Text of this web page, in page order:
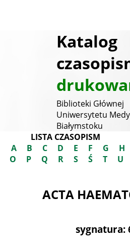
Katalog
Biblioteki Głównej
Uniwersytetu
Białymstoku
LISTA CZASOPISM
A
B C D E F G H
O
P Q R S Ś T U
ACTA
sygnatura: